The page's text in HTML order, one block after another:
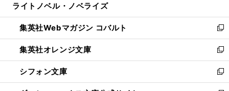
開
く
ウ
で
開
く
ン
ド
ウ
で
開
く
ウ
ィ
ン
ド
ウ
で
開
ライトノベル・ノベライズ
集英社Webマガジン コバルト
新
し
い
ウ
ィ
ン
集英社オレンジ文庫
新
し
い
ウ
シフォン文庫
新
し